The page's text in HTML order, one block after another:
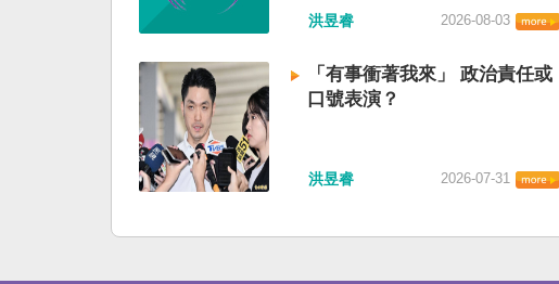
洪昱睿 2026-08-03
「有事衝著我來」 政治責任或
口號表演？
洪昱睿 2026-07-31